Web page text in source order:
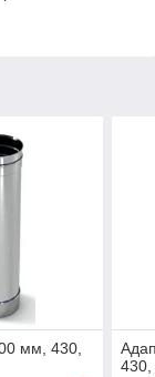
мм, 430,